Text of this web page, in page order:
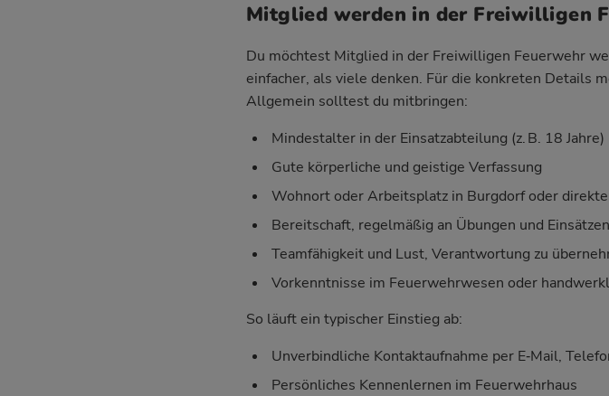
Mitglied werden in der Freiwilligen
Du möchtest Mitglied in der Freiwilligen Feuerwehr
einfacher, als viele denken. Für die konkreten Details
Allgemein solltest du mitbringen:
Mindestalter in der Einsatzabteilung (z. B. 18 Jahre)
Gute körperliche und geistige Verfassung
Wohnort oder Arbeitsplatz in Burgdorf oder
Bereitschaft, regelmäßig an Übungen und
Teamfähigkeit und Lust, Verantwortung zu
Vorkenntnisse im Feuerwehrwesen oder
So läuft ein typischer Einstieg ab:
Unverbindliche Kontaktaufnahme per E‑Mail,
Persönliches Kennenlernen im Feuerwehrhaus